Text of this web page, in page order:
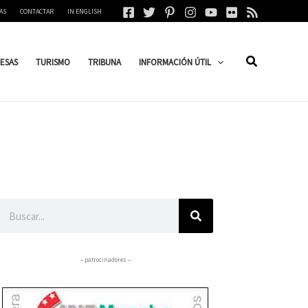
CONTACTAR IN ENGLISH
TURISMO TRIBUNA INFORMACIÓN ÚTIL
– patrocinadores –